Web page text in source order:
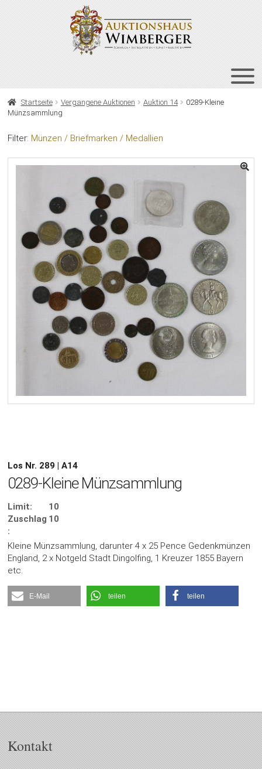
HOME
ÜBER UNS
KONTAKT
NEWSLETTER
Startseite Vergangene Auktionen Auktion 14
0289-Kleine
Münzsammlung
Filter: Münzen / Briefmarken / Medallien
Los Nr. 289 | A14
0289-Kleine Münzsammlung
Limit:
10
Zuschlag
:
10
Kleine Münzsammlung, darunter 4 x 25 Pence Gedenkmünzen
England, 2 x Notgeld Stadt Dingolfing, 1 Kreuzer 1855 Bayern
etc.
E-Mail teilen teilen
Kontakt